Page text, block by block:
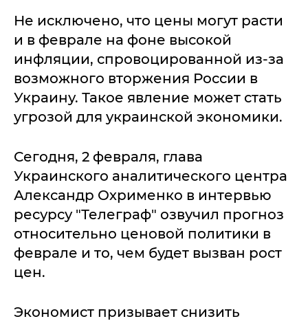
Не исключено, что цены могут расти
и в феврале на фоне высокой
инфляции, спровоцированной из-за
возможного вторжения России в
Украину. Такое явление может стать
угрозой для украинской экономики.
Сегодня, 2 февраля, глава
Украинского аналитического центра
Александр Охрименко в интервью
ресурсу "Телеграф" озвучил прогноз
относительно ценовой политики в
феврале и то, чем будет вызван рост
цен.
Экономист призывает снизить